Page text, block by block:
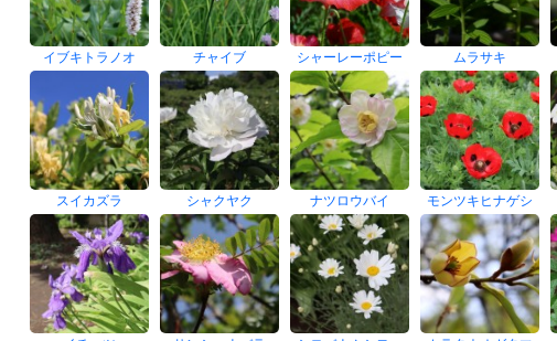
イブキトラノオ チャイブ シャーレーポピー ムラサキ
スイカズラ シャクヤク ナツロウバイ モンツキヒナゲシ